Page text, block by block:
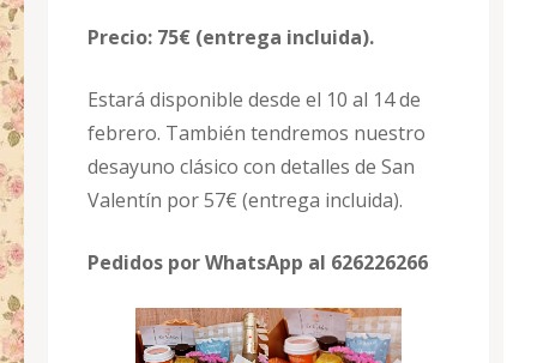
Precio: 75€ (entrega incluida).
Estará disponible desde el 10 al 14 de
febrero. También tendremos nuestro
desayuno clásico con detalles de San
Valentín por 57€ (entrega incluida).
Pedidos por WhatsApp al 626226266